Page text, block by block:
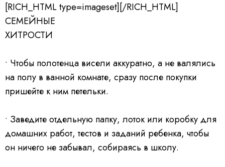
[RICH_HTML type=imageset][/RICH_HTML]
СЕМЕЙНЫЕ
ХИТРОСТИ
• Чтобы полотенца висели аккуратно, а не валялись
на полу в ванной комнате, сразу после покупки
пришейте к ним петельки.
• Заведите отдельную папку, лоток или коробку для
домашних работ, тестов и заданий ребенка, чтобы
он ничего не забывал, собираясь в школу.